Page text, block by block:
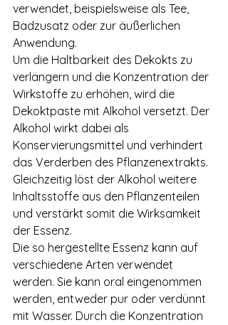
verwendet, beispielsweise als Tee,
Badzusatz oder zur äußerlichen
Anwendung.
Um die Haltbarkeit des Dekokts zu
verlängern und die Konzentration der
Wirkstoffe zu erhöhen, wird die
Dekoktpaste mit Alkohol versetzt. Der
Alkohol wirkt dabei als
Konservierungsmittel und verhindert
das Verderben des Pflanzenextrakts.
Gleichzeitig löst der Alkohol weitere
Inhaltsstoffe aus den Pflanzenteilen
und verstärkt somit die Wirksamkeit
der Essenz.
Die so hergestellte Essenz kann auf
verschiedene Arten verwendet
werden. Sie kann oral eingenommen
werden, entweder pur oder verdünnt
mit Wasser. Durch die Konzentration